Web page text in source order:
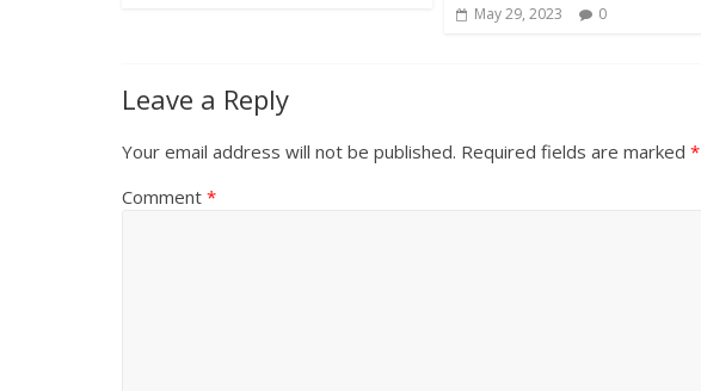
May 29, 2023 0
Leave a Reply
Your email address will not be published. Required fields are marked *
Comment *
समाजवादी पार्टी ने किया महंगाई के